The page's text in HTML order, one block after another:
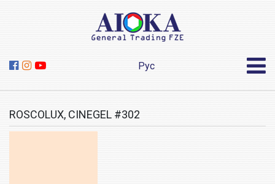
Рус
ROSCOLUX, CINEGEL #302